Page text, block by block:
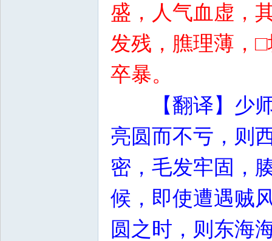
盛，人气血虚，
发残，膲理薄，
卒暴。
【翻译】少
亮圆而不亏，则
密，毛发牢固，
候，即使遭遇贼
圆之时，则东海